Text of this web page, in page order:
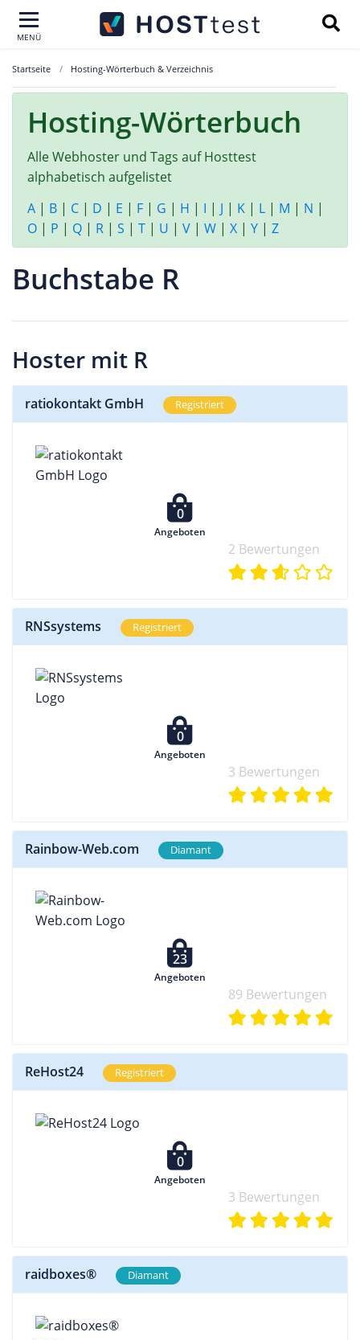
MENÜ
Startseite Hosting-Wörterbuch & Verzeichnis
Hosting-Wörterbuch
Alle Webhoster und Tags auf Hosttest
alphabetisch aufgelistet
A| B| C| D | E | F| G | H | I | J | K| L| M | N |
O| P | Q| R| S | T| U | V| W| X| Y| Z
Buchstabe R
Hoster mit R
ratiokontakt GmbH Registriert
0
Angeboten
2 Bewertungen
RNSsystems Registriert
0
Angeboten
3 Bewertungen
Rainbow-Web.com Diamant
23
Angeboten
89 Bewertungen
ReHost24 Registriert
0
Angeboten
3 Bewertungen
raidboxes® Diamant